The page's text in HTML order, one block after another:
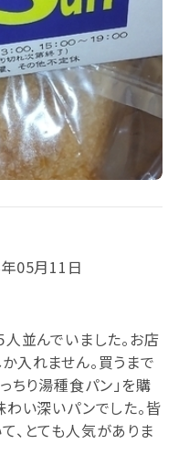
05月11日
人並んでいました。お店
入れません。買うまで
ちり湯種食パン」を購
わい深いパンでした。皆
、とても人気がありま